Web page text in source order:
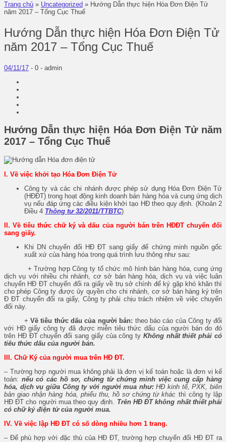
Trang chủ » Uncategorized » Hướng Dẫn thực hiện Hóa Đơn Điện Tử
năm 2017 – Tổng Cục Thuế
Hướng Dẫn thực hiện Hóa Đơn Điện Tử
năm 2017 – Tổng Cục Thuế
04/11/17 - 0 - admin
Hướng Dẫn thực hiện Hóa Đơn Điện Tử năm
2017 – Tổng Cục Thuế
I. Về việc khởi tạo Hóa Đơn Điện Tử
Công ty và các chi nhánh được phép sử dụng Hóa Đơn Điện Tử
(HĐĐT) trong hoạt động kinh doanh bán hàng hóa và cung ứng dịch
vụ nếu đáp ứng các điều kiện khởi tạo HĐ theo quy định. (Khoản 2
Điều 4 Thông tư 32/2011/TTBTC)
II. Về tiêu thức chữ ký và dấu của người bán trên HĐĐT chuyển đổi
sang giấy.
Khi DN chuyển đổi HĐ ĐT sang giấy để chứng minh nguồn gốc
xuất xứ của hàng hóa trong quá trình lưu thông như sau:
+ Trường hợp Công ty tổ chức mô hình bán hàng hóa, cung ứng
dịch vụ với nhiều chi nhánh, cơ sở bán hàng hóa, dịch vụ và việc luân
chuyển HĐ ĐT chuyển đổi ra giấy về trụ sở chính để ký gặp khó khăn thì
cho phép Công ty được ủy quyền cho chi nhánh, cơ sở bán hàng ký trên
Đ ĐT chuyển đổi ra giấy, Công ty phải chịu trách nhiệm về việc chuyển
đổi này.
+ Về tiêu thức dấu của người bán: theo báo cáo của Công ty đối
với HĐ giấy công ty đã được miễn tiêu thức dấu của người bán do đó
trên HĐ ĐT chuyển đổi sang giấy của công ty Không nhất thiết phải có
tiêu thức dấu của người bán.
III. Chữ Ký của người mua trên HĐ ĐT.
– Trường hợp người mua không phải là đơn vị kế toán hoặc là đơn vị kế
toán: nếu có các hồ sơ, chứng từ chứng minh việc cung cấp hàng
hóa, dịch vụ giữa Công ty với người mua như: HĐ kinh tế, PXK, biên
bản giao nhận hàng hóa, phiếu thu, hồ sơ chứng từ khác thì công ty lập
HĐ ĐT cho người mua theo quy định. Trên HĐ ĐT không nhất thiết phải
có chữ ký điện tử của người mua.
IV. Về việc lập HĐ ĐT có số dòng nhiều hơn 1 trang.
– Để phù hợp với đặc thù của HĐ ĐT, trường hợp chuyển đổi HĐ ĐT ra